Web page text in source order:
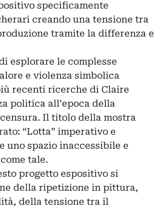
specificamente
creando una tensione tra
tramite la differenza e
esplorare le complesse
e violenza simbolica
recenti ricerche di Claire
politica all’epoca della
Il titolo della mostra
“Lotta” imperativo e
uno spazio inaccessibile e
tale.
progetto espositivo si
della ripetizione in pittura,
della tensione tra il